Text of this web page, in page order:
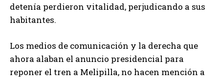
detenía perdieron vitalidad, perjudicando a sus
habitantes.
Los medios de comunicación y la derecha que
ahora alaban el anuncio presidencial para
reponer el tren a Melipilla, no hacen mención a